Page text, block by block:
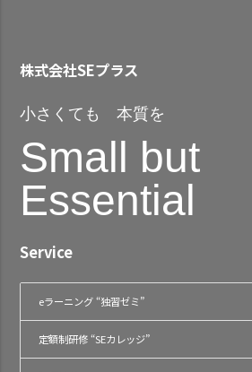
株式会社SEプラス
小さくても 本質を
Small but
Essential
Service
eラーニング “独習ゼミ”
定額制研修 “SEカレッジ”